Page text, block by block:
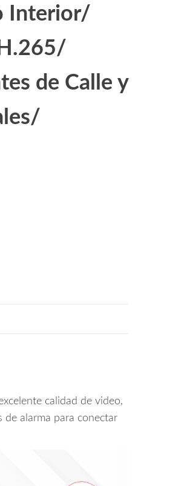
Interior/
de Calle y
calidad de video,
alarma para conectar